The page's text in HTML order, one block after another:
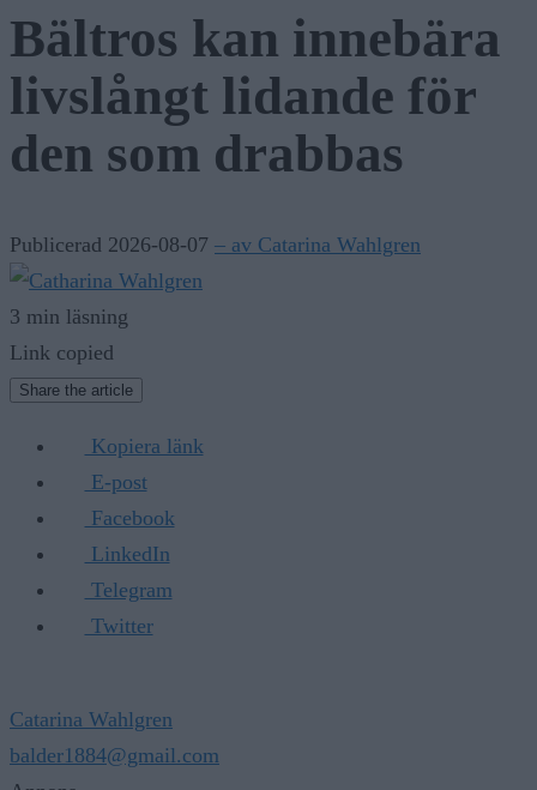
Bältros kan innebära
livslångt lidande för
den som drabbas
Publicerad 2026-08-07 – av Catarina Wahlgren
3 min läsning
Link copied
Share the article
Kopiera länk
E-post
Facebook
LinkedIn
Telegram
Twitter
Catarina Wahlgren
balder1884@gmail.com